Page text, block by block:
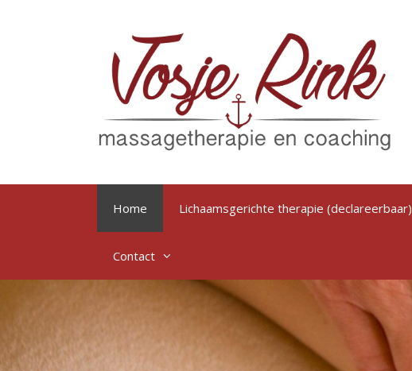
Home Lichaamsgerichte therapie (declareerbaar)
Contact